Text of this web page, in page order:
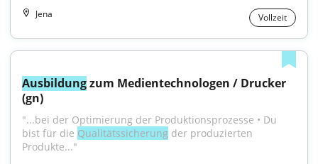
Jena Vollzeit
Ausbildung zum Medientechnologen / Drucker
(gn)
"...bei der Optimierung der Produktionsprozesse • Du
bist für die Qualitätssicherung der produzierten
Produkte..."